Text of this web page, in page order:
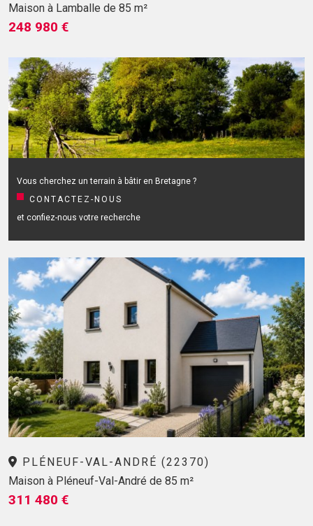
Maison à Lamballe de 85 m²
248 980 €
Vous cherchez un terrain à bâtir en Bretagne ?
CONTACTEZ-NOUS
et confiez-nous votre recherche
PLÉNEUF-VAL-ANDRÉ (22370)
Maison à Pléneuf-Val-André de 85 m²
311 480 €